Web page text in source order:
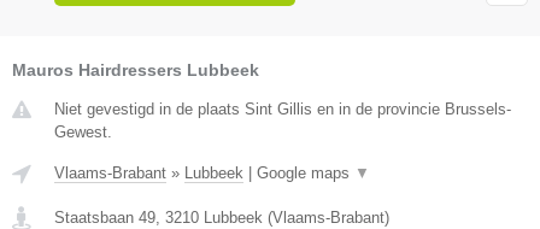
Mauros Hairdressers Lubbeek
Niet gevestigd in de plaats Sint Gillis en in de provincie Brussels-
Gewest.
Vlaams-Brabant » Lubbeek Google maps ▼
Staatsbaan 49, 3210 Lubbeek (Vlaams-Brabant)